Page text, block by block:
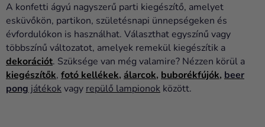
Esküvő
Party
Dekoráció
és
kiegészítők
A konfetti ágyú nagyszerű parti kiegészítő, amelyet
esküvőkön, partikon, születésnapi ünnepségeken és
évfordulókon is használhat. Választhat egyszínű vagy
többszínű változatot, amelyek remekül kiegészítik a
dekorációt. Szüksége van még valamire? Nézzen körül a
kiegészítők, fotó kellékek, álarcok, buborékfújók, beer
pong játékokvagy repülő lampionok között.